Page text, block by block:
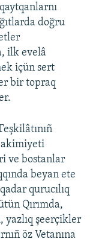
doğru
ilk evelâ
içün sert
bir topraq
akimiyeti
ve bostanlar
beyan ete
qurucılıq
Qırımda,
yazlıq şeerçikler
öz Vetanına